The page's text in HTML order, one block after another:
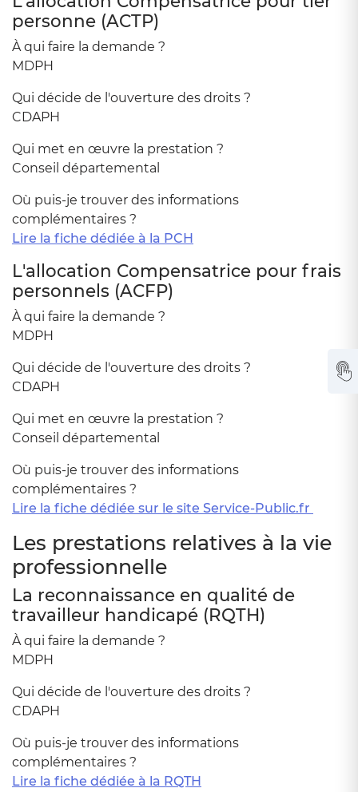
personne (ACTP)
À qui faire la demande ?
MDPH
Qui décide de l'ouverture des droits ?
CDAPH
Qui met en œuvre la prestation ?
Conseil départemental
Où puis-je trouver des informations
complémentaires ?
Lire la fiche dédiée à la PCH
L'allocation Compensatrice pour frais
personnels (ACFP)
À qui faire la demande ?
MDPH
Qui décide de l'ouverture des droits ?
CDAPH
Qui met en œuvre la prestation ?
Conseil départemental
Où puis-je trouver des informations
complémentaires ?
Lire la fiche dédiée sur le site Service-Public.fr
Les prestations relatives à la vie
professionnelle
La reconnaissance en qualité de
travailleur handicapé (RQTH)
À qui faire la demande ?
MDPH
Qui décide de l'ouverture des droits ?
CDAPH
Où puis-je trouver des informations
complémentaires ?
Lire la fiche dédiée à la RQTH